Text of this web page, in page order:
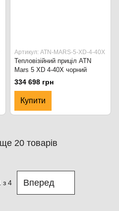
Артикул: ATN-MARS-5-XD-4-40X
Тепловізійний приціл ATN
Mars 5 XD 4-40X чорний
334 698 грн
Купити
20 товарів
з 4 Вперед